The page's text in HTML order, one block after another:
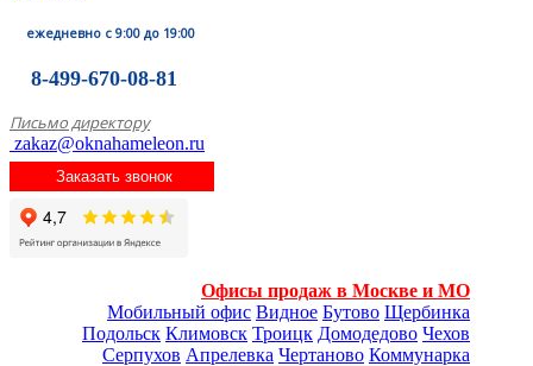
ежедневно с 9:00 до 19:00
8-499-670-08-81
Письмо директору
zakaz@oknahameleon.ru
Заказать звонок
Офисы продаж в Москве и МО
Мобильный офис Видное Бутово Щербинка
Подольск Климовск Троицк Домодедово Чехов
Серпухов Апрелевка Чертаново Коммунарка